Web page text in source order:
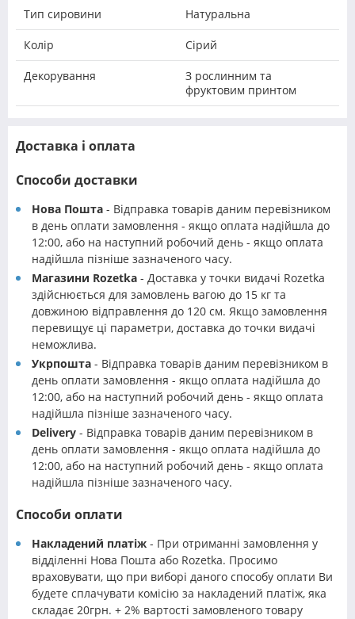
Тип сировини Натуральна
Колір Сірий
Декорування
З рослинним та
фруктовим принтом
Доставка і оплата
Способи доставки
Нова Пошта - Відправка товарів даним перевізником
в день оплати замовлення - якщо оплата надійшла до
12:00, або на наступний робочий день - якщо оплата
надійшла пізніше зазначеного часу.
Магазини Rozetka - Доставка у точки видачі Rozetka
здійснюється для замовлень вагою до 15 кг та
довжиною відправлення до 120 см. Якщо замовлення
перевищує ці параметри, доставка до точки видачі
неможлива.
Укрпошта - Відправка товарів даним перевізником в
день оплати замовлення - якщо оплата надійшла до
12:00, або на наступний робочий день - якщо оплата
надійшла пізніше зазначеного часу.
Delivery - Відправка товарів даним перевізником в
день оплати замовлення - якщо оплата надійшла до
12:00, або на наступний робочий день - якщо оплата
надійшла пізніше зазначеного часу.
Способи оплати
Накладений платіж - При отриманні замовлення у
відділенні Нова Пошта або Rozetka. Просимо
враховувати, що при виборі даного способу оплати Ви
будете сплачувати комісію за накладений платіж, яка
складає 20грн. + 2% вартості замовленого товару